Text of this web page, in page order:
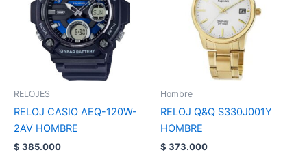
RELOJES
RELOJ CASIO AEQ-120W-
2AV HOMBRE
$ 385.000
Hombre
RELOJ Q&Q S330J001Y
HOMBRE
$ 373.000